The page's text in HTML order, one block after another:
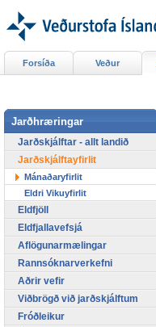
Forsíða Veður
Jarðhræringar
Jarðskjálftar - allt landið
Jarðskjálftayfirlit
Mánaðaryfirlit
Eldri Vikuyfirlit
Eldfjöll
Eldfjallavefsjá
Aflögunarmælingar
Rannsóknarverkefni
Aðrir vefir
Viðbrögð við jarðskjálftum
Fróðleikur